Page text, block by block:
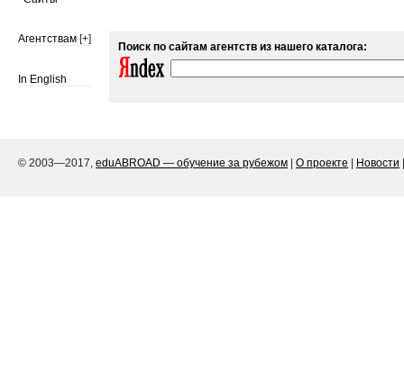
Агентствам [+]
In English
Поиск по сайтам агентств из нашего каталога:
© 2003—2017, eduABROAD — обучение за рубежом О проекте Новости